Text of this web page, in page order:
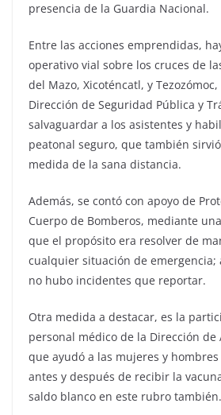
presencia de la Guardia Nacional.
Entre las acciones emprendidas,
operativo vial sobre los cruces de
del Mazo, Xicoténcatl, y
Dirección de Seguridad Pública y
salvaguardar a los asistentes y
peatonal seguro, que también
medida de la sana distancia.
Además, se contó con apoyo de
Cuerpo de Bomberos, mediante
que el propósito era resolver de
cualquier situación de
no hubo incidentes que reportar.
Otra medida a destacar, es la
personal médico de la Dirección de
que ayudó a las mujeres y
antes y después de recibir la
saldo blanco en este rubro también.